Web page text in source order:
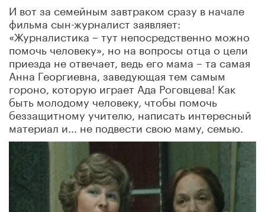
И вот за семейным завтраком сразу в начале
фильма сын-журналист заявляет:
«Журналистика – тут непосредственно можно
помочь человеку», но на вопросы отца о цели
приезда не отвечает, ведь его мама – та самая
Анна Георгиевна, заведующая тем самым
гороно, которую играет Ада Роговцева! Как
быть молодому человеку, чтобы помочь
беззащитному учителю, написать интересный
материал и... не подвести свою маму, семью.